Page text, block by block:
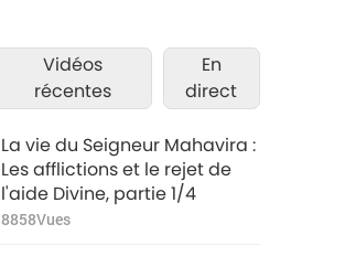
Vidéos
récentes
En
direct
La vie du Seigneur Mahavira :
Les afflictions et le rejet de
l'aide Divine, partie 1/4
8858Vues